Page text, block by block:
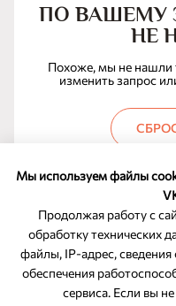
Мы используем файлы
Продолжая работу с
обработку технических
файлы, IP-адрес,
обеспечения
сервиса. Если вы
ПО ВАШЕМУ
НЕ
Похоже, мы не нашли
изменить запрос
8-